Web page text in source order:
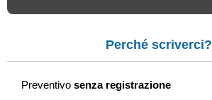
Perché scriverci?
Preventivo senza registrazione